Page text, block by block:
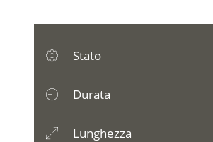
Stato
Durata
Lunghezza